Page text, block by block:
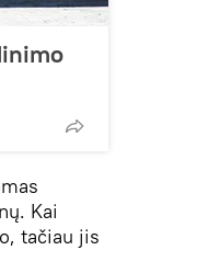
Kai
tačiau jis